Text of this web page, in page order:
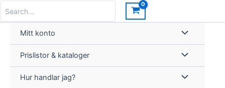
innehåll
for:
Mitt konto
Prislistor & kataloger
Hur handlar jag?